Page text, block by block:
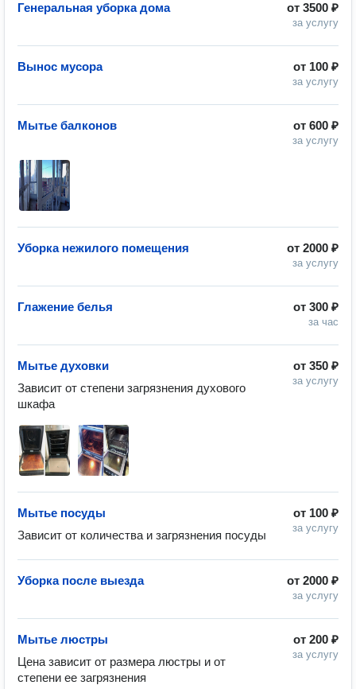
от 3500 ₽
за услугу
Генеральная уборка дома
от 100 ₽
за услугу
Вынос мусора
от 600 ₽
за услугу
Мытье балконов
от 2000 ₽
за услугу
Уборка нежилого помещения
от 300 ₽
за час
Глажение белья
от 350 ₽
за услугу
Мытье духовки
Зависит от степени загрязнения духового
шкафа
от 100 ₽
за услугу
Мытье посуды
Зависит от количества и загрязнения посуды
от 2000 ₽
за услугу
Уборка после выезда
от 200 ₽
за услугу
Мытье люстры
Цена зависит от размера люстры и от
степени ее загрязнения